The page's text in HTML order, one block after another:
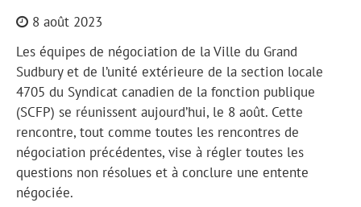
8 août 2023
Les équipes de négociation de la Ville du Grand
Sudbury et de l’unité extérieure de la section locale
4705 du Syndicat canadien de la fonction publique
(SCFP) se réunissent aujourd’hui, le 8 août. Cette
rencontre, tout comme toutes les rencontres de
négociation précédentes, vise à régler toutes les
questions non résolues et à conclure une entente
négociée.